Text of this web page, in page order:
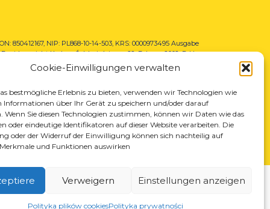
Cookie-Einwilligungen verwalten
bestmögliche Erlebnis zu bieten, verwenden wir Technologien wie
Informationen über Ihr Gerät zu speichern und/oder darauf
Wenn Sie diesen Technologien zustimmen, können wir Daten wie das
oder eindeutige Identifikatoren auf dieser Website verarbeiten. Die
oder der Widerruf der Einwilligung können sich nachteilig auf
und Funktionen auswirken
Verweigern Einstellungen anzeigen
Polityka plików cookiesPolityka prywatności
850412167, NIP: PL868-10-14-503, KRS: 0000973495 Ausgabe
Krakau-Śródmieście am 22. Februar 2002. D-U-